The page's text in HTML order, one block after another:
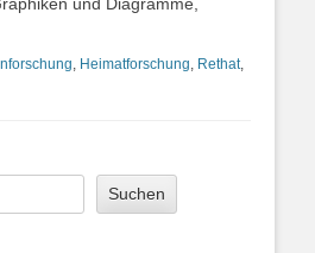
, Heimatforschung, Rethat,
Suchen